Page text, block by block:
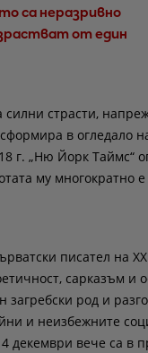
са неразривно
от един
страсти,
в огледало
г. „Ню Йорк Таймс“
му многократно е
писател на
сарказъм и
загребски род и
и неизбежните
декември вече са в